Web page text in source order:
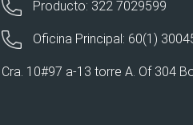
Producto: 322 7029599
Oficina Principal: 60(1)
Cra. 10#97 a-13 torre A. Of 304